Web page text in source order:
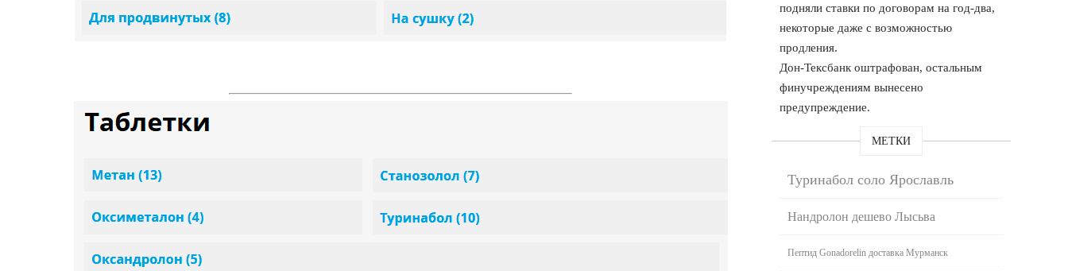
подняли ставки по договорам на год-два,
некоторые даже с возможностью
продления.
Дон-Тексбанк оштрафован, остальным
финучреждениям вынесено
предупреждение.
МЕТКИ
Туринабол соло Ярославль
Нандролон дешево Лысьва
Пептид Gonadorelin доставка Мурманск